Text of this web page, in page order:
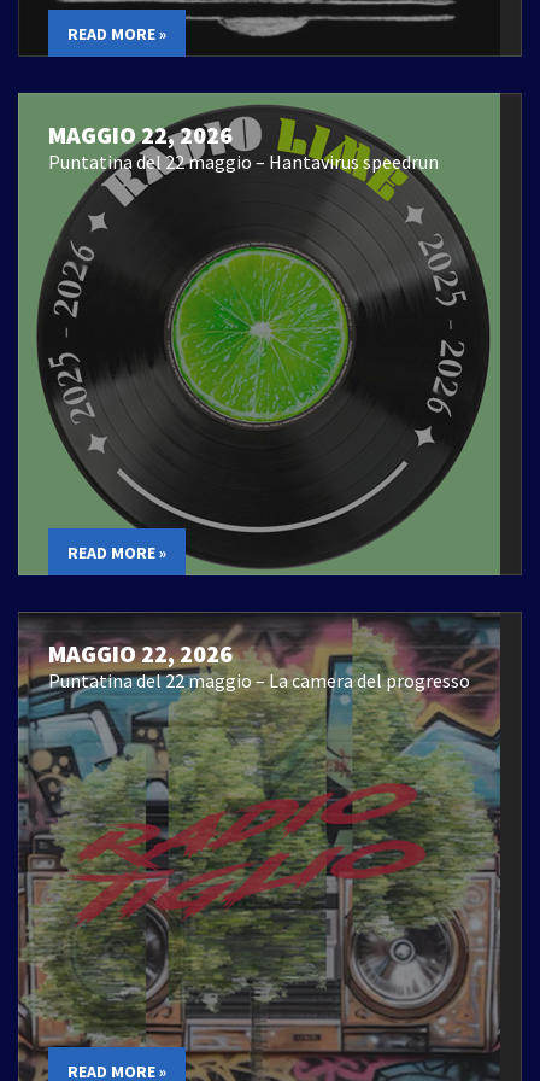
READ MORE »
MAGGIO 22, 2026
Puntatina del 22 maggio – Hantavirus speedrun
READ MORE »
MAGGIO 22, 2026
Puntatina del 22 maggio – La camera del progresso
READ MORE »